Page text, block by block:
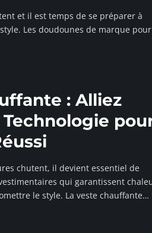
et il est temps de se préparer à
Les doudounes de marque pour
: Alliez
chutent, il devient essentiel de
qui garantissent
le style. La veste chauffante…